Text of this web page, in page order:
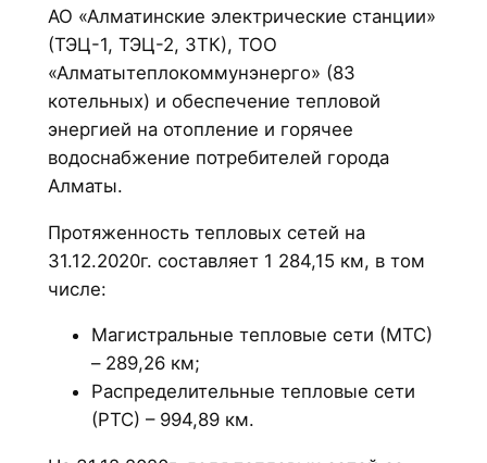
АО «Алматинские электрические станции»
(ТЭЦ-1, ТЭЦ-2, ЗТК), ТОО
«Алматытеплокоммунэнерго» (83
котельных) и обеспечение тепловой
энергией на отопление и горячее
водоснабжение потребителей города
Алматы.
Протяженность тепловых сетей на
31.12.2020г. составляет 1 284,15 км, в том
числе:
Магистральные тепловые сети (МТС)
– 289,26 км;
Распределительные тепловые сети
(РТС) – 994,89 км.